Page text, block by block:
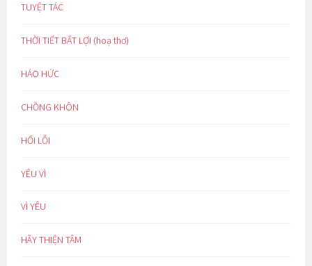
TUYỆT TÁC
THỜI TIẾT BẤT LỢI (hoạ thơ)
HÁO HỨC
CHỒNG KHÔN
HỐI LỖI
YÊU VÌ
VÌ YÊU
HÃY THIỆN TÂM